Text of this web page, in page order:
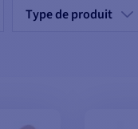
Type de produit